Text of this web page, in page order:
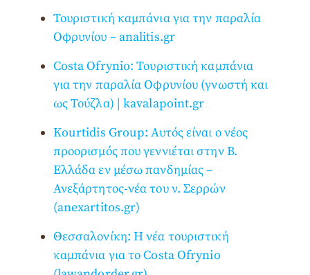
Τουριστική καμπάνια για την παραλία
Οφρυνίου – analitis.gr
Costa Ofrynio: Τουριστική καμπάνια
για την παραλία Οφρυνίου (γνωστή και
ως Τούζλα) | kavalapoint.gr
Kourtidis Group: Αυτός είναι ο νέος
προορισμός που γεννιέται στην Β.
Ελλάδα εν μέσω πανδημίας –
Ανεξάρτητος-νέα του ν. Σερρών
(anexartitos.gr)
Θεσσαλονίκη: Η νέα τουριστική
καμπάνια για το Costa Ofrynio